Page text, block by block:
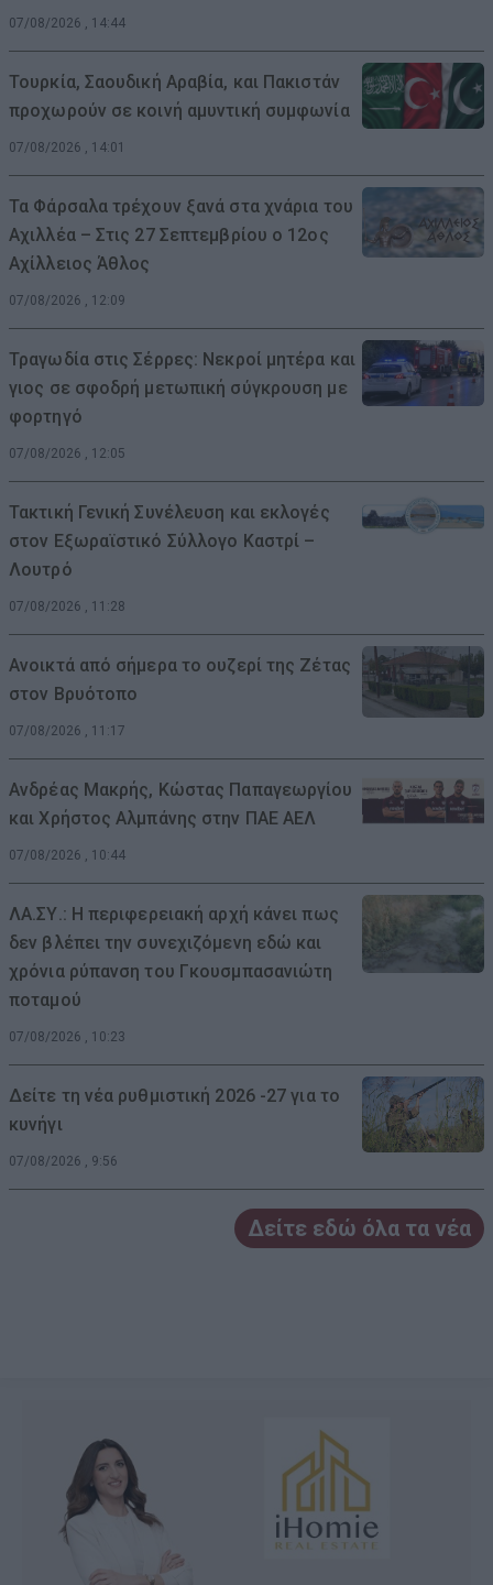
07/08/2026 , 14:44
Τουρκία, Σαουδική Αραβία, και Πακιστάν
προχωρούν σε κοινή αμυντική συμφωνία
07/08/2026 , 14:01
Τα Φάρσαλα τρέχουν ξανά στα χνάρια του
Αχιλλέα – Στις 27 Σεπτεμβρίου ο 12ος
Αχίλλειος Άθλος
07/08/2026 , 12:09
Τραγωδία στις Σέρρες: Νεκροί μητέρα και
γιος σε σφοδρή μετωπική σύγκρουση με
φορτηγό
07/08/2026 , 12:05
Τακτική Γενική Συνέλευση και εκλογές
στον Εξωραϊστικό Σύλλογο Καστρί –
Λουτρό
07/08/2026 , 11:28
Ανοικτά από σήμερα το ουζερί της Ζέτας
στον Βρυότοπο
07/08/2026 , 11:17
Ανδρέας Μακρής, Κώστας Παπαγεωργίου
και Χρήστος Αλμπάνης στην ΠΑΕ ΑΕΛ
07/08/2026 , 10:44
ΛΑ.ΣΥ.: Η περιφερειακή αρχή κάνει πως
δεν βλέπει την συνεχιζόμενη εδώ και
χρόνια ρύπανση του Γκουσμπασανιώτη
ποταμού
07/08/2026 , 10:23
Δείτε τη νέα ρυθμιστική 2026 -27 για το
κυνήγι
07/08/2026 , 9:56
Δείτε εδώ όλα τα νέα